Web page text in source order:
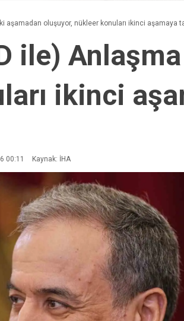
aşamadan oluşuyor, nükleer konuları ikinci aşamaya
ile)
ikinci
00:11 Kaynak: İHA